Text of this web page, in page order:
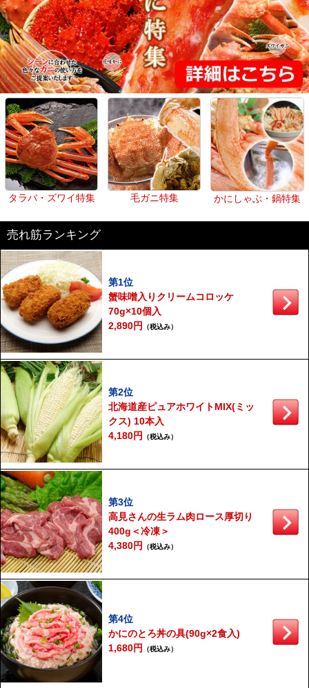
タラバ・ズワイ特集 毛ガニ特集 かにしゃぶ・鍋特集
売れ筋ランキング
第1位
蟹味噌入りクリームコロッケ
70g×10個入
2,890円
（税込み）
第2位
北海道産ピュアホワイトMIX(ミッ
クス) 10本入
4,180円
（税込み）
第3位
高見さんの生ラム肉ロース厚切り
400g＜冷凍＞
4,380円
（税込み）
第4位
かにのとろ丼の具(90g×2食入)
1,680円
（税込み）